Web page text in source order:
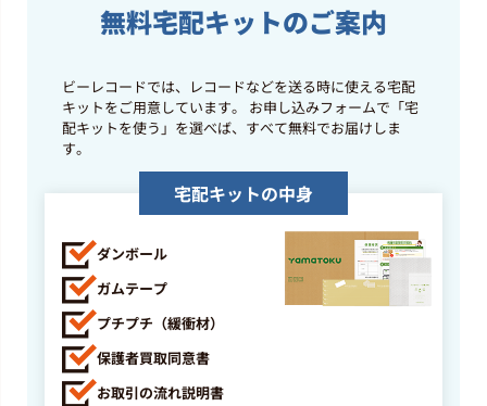
Blur 「The Best Of Blur」
(FOODLPD33)
11,000円
Bon Jovi 「New Jersey」(25PP-
258)
最高買取価格
Def Leppard 「Hysteria」(25PP-
227)
最高買取価格
2,450
無料宅配キットのご案内
ビーレコードでは、レコードなどを送る時に使える宅配
キットをご用意しています。
お申し込みフォームで「宅
配キットを使う」を選べば、すべて無料でお届けしま
す。
宅配キットの中身
ダンボール
ガムテープ
プチプチ（緩衝材）
保護者買取同意書
お取引の流れ説明書